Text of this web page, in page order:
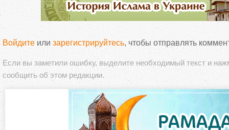
Войдите или зарегистрируйтесь, чтобы отправлять
Если вы заметили ошибку, выделите необходимый текст и
сообщить об этом редакции.